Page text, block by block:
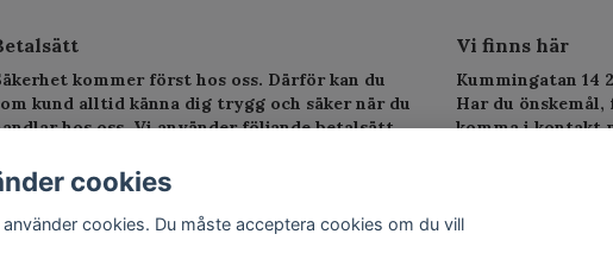
kommer först hos oss. Därför kan du
kund alltid känna dig trygg och säker när du
hos oss. Vi använder följande betalsätt.
Vi finns här
Kummingatan 14
Har du
komma i kontakt
cookies
cookies. Du måste acceptera cookies om du vill